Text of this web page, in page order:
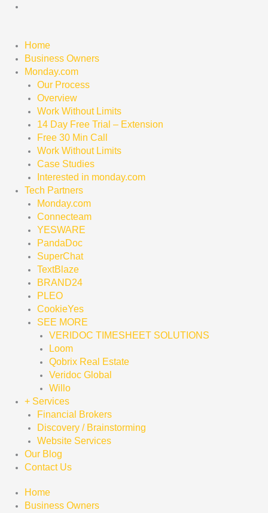
Skip
Home
Business Owners
Monday.com
Our Process
Overview
Work Without Limits
14 Day Free Trial – Extension
Free 30 Min Call
Work Without Limits
Case Studies
Interested in monday.com
Tech Partners
Monday.com
Connecteam
YESWARE
PandaDoc
SuperChat
TextBlaze
BRAND24
PLEO
CookieYes
SEE MORE
VERIDOC TIMESHEET SOLUTIONS
Loom
Qobrix Real Estate
Veridoc Global
Willo
+ Services
Financial Brokers
Discovery / Brainstorming
Website Services
Our Blog
Contact Us
Home
Business Owners